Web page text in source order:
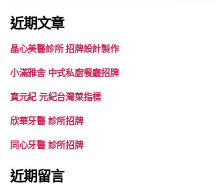
近期文章
晶心美醫診所 招牌設計製作
小滿雅舍 中式私廚餐廳招牌
寶元紀 元紀台灣菜指標
欣華牙醫 診所招牌
同心牙醫 診所招牌
近期留言